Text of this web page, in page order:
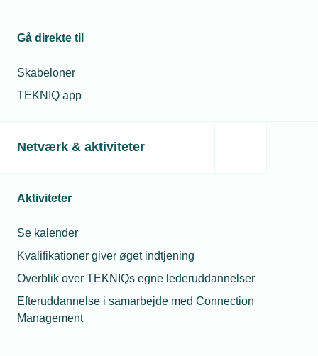
Gå direkte til
Skabeloner
TEKNIQ app
Netværk & aktiviteter
Aktiviteter
Se kalender
Kvalifikationer giver øget indtjening
Overblik over TEKNIQs egne lederuddannelser
Efteruddannelse i samarbejde med Connection
Management